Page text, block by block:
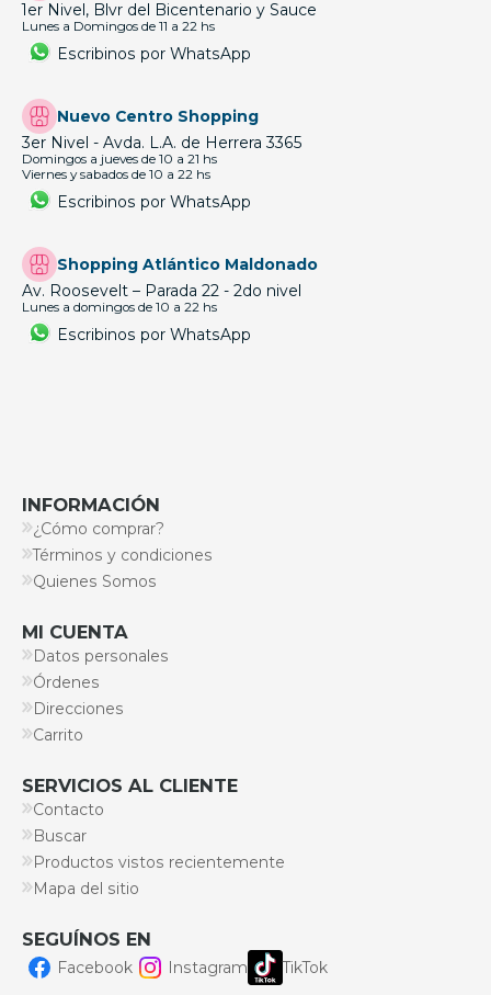
1er Nivel, Blvr del Bicentenario y Sauce
Lunes a Domingos de 11 a 22 hs
Escribinos por WhatsApp
Nuevo Centro Shopping
3er Nivel - Avda. L.A. de Herrera 3365
Domingos a jueves de 10 a 21 hs
Viernes y sabados de 10 a 22 hs
Escribinos por WhatsApp
Shopping Atlántico Maldonado
Av. Roosevelt – Parada 22 - 2do nivel
Lunes a domingos de 10 a 22 hs
Escribinos por WhatsApp
INFORMACIÓN
¿Cómo comprar?
Términos y condiciones
Quienes Somos
MI CUENTA
Datos personales
Órdenes
Direcciones
Carrito
SERVICIOS AL CLIENTE
Contacto
Buscar
Productos vistos recientemente
Mapa del sitio
SEGUÍNOS EN
Facebook Instagram TikTok